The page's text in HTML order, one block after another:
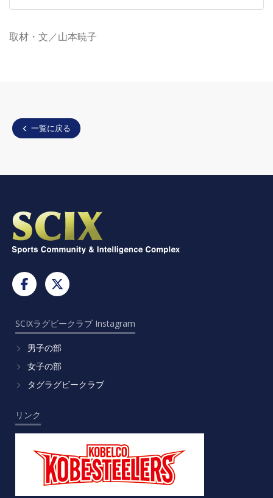
取材・文／山本暁子
一覧に戻る
SCIXラグビークラブ Instagram
男子の部
女子の部
タグラグビークラブ
リンク